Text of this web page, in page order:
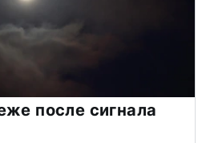
после сигнала